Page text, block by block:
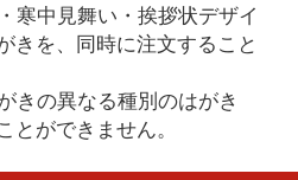
寒中見舞い・挨拶状デザイ
きを、同時に注文すること
きの異なる種別のはがき
とができません。